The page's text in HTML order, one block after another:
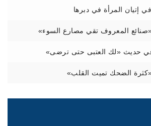
إتيان المرأة في دبرها
المعروف تقي مصارع السوء»
حديث «لك العتبى حتى ترضى»
الضحك تميت القلب»